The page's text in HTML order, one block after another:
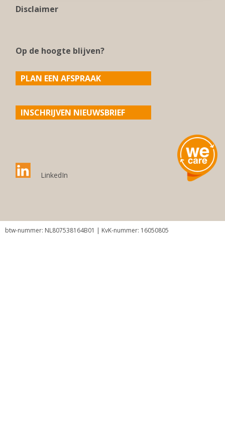
Disclaimer
Op de hoogte blijven?
PLAN EEN AFSPRAAK
INSCHRIJVEN NIEUWSBRIEF
LinkedIn
btw-nummer: NL807538164B01 | KvK-nummer: 16050805